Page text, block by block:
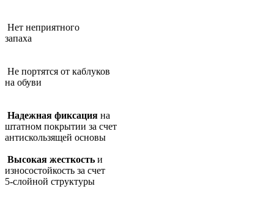
Нет неприятного
запаха
Не портятся от каблуков
на обуви
Надежная фиксация на
штатном покрытии за счет
антискользящей основы
Высокая жесткость и
износостойкость за счет
5-слойной структуры